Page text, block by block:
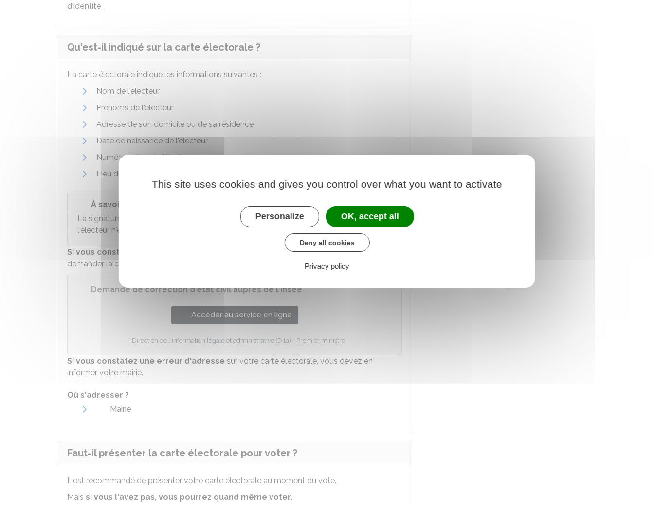
d'identité.
Qu'est-il indiqué sur la carte électorale ?
La carte électorale indique les informations suivantes :
Nom de l'électeur
Prénoms de l'électeur
Adresse de son domicile ou de sa résidence
Date de naissance de l'électeur
Numéro national d'électeur
Lieu du bureau de vote de l'électeur.
À savoir
La signature du maire ou le cachet de la mairie sont facultatifs. La signature de
l'électeur n'est pas non plus obligatoire.
Si vous constatez une erreur d'état civil
sur votre carte électorale, vous devez en
demander la correction à l'aide de ce téléservice :
Demande de correction d'état civil auprès de l'Insee
Accéder au service en ligne
Direction de l'information légale et administrative (Dila) - Premier ministre
Si vous constatez une erreur d'adresse sur votre carte électorale, vous devez en
informer votre mairie.
Où s'adresser ?
Mairie
Faut-il présenter la carte électorale pour voter ?
Il est recommandé de présenter votre carte électorale au moment du vote.
Mais si vous l'avez pas, vous pourrez quand même voter.
This site uses cookies and gives you control over what you want to activate
Personalize OK, accept all
Deny all cookies
Privacy policy